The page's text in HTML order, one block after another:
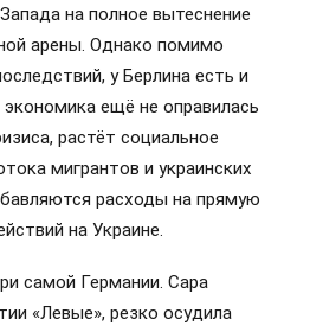
на полное вытеснение
арены. Однако помимо
у Берлина есть и
ещё не оправилась
растёт социальное
мигрантов и украинских
расходы на прямую
на Украине.
самой Германии. Сара
«Левые», резко осудила